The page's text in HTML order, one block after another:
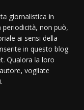
giornalistica in
periodicità, non può,
ai sensi della
in questo blog
Qualora la loro
vogliate